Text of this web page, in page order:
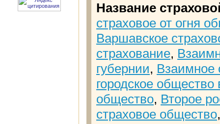
Название
страховое от огня
Варшавское
страхование,
губернии, Взаимное
городское общество
общество, Второе
страховое общество